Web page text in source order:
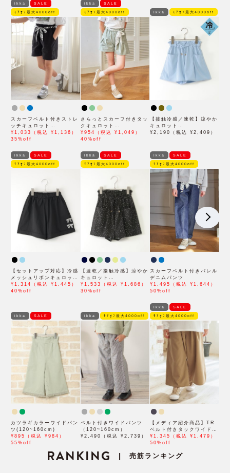
ikka SALE
ﾓｱｵﾌ最大4000off
スカーフベルト付きストレ
ッチキュロット
（120~160cm）
¥1,033（税込 ¥1,136）
35%off
ikka SALE
ﾓｱｵﾌ最大4000off
さらっとスカーフ付きタッ
クキュロット
（120~160cm）
¥954（税込 ¥1,049）
40%off
ikka ﾓｱｵﾌ最大4000off
【接触冷感／速乾】涼やか
キュロット
（120~160cm）
¥2,190（税込 ¥2,409）
ikka SALE
ﾓｱｵﾌ最大4000off
【セットアップ対応】冷感
メッシュリボンキュロット
パンツ（120~160cm）
¥1,314（税込 ¥1,445）
40%off
ikka SALE
ﾓｱｵﾌ最大4000off
【速乾／接触冷感】涼やか
キュロット
（120~160cm）
¥1,533（税込 ¥1,686）
30%off
ikka SALE
ﾓｱｵﾌ最大4000off
スカーフベルト付きバレル
デニムパンツ
¥1,495（税込 ¥1,644）
50%off
ikka SALE
カツラギカラーワイドパン
ツ(120~160cm)
¥895（税込 ¥984）
55%off
ikka ﾓｱｵﾌ最大4000off
ベルト付きワイドパンツ
（120~160cm）
¥2,490（税込 ¥2,739）
ikka SALE
ﾓｱｵﾌ最大4000off
【メディア紹介商品】TR
ベルト付きタックワイドパ
ンツ（120~160cm）
¥1,345（税込 ¥1,479）
50%off
RANKING | 売筋ランキング